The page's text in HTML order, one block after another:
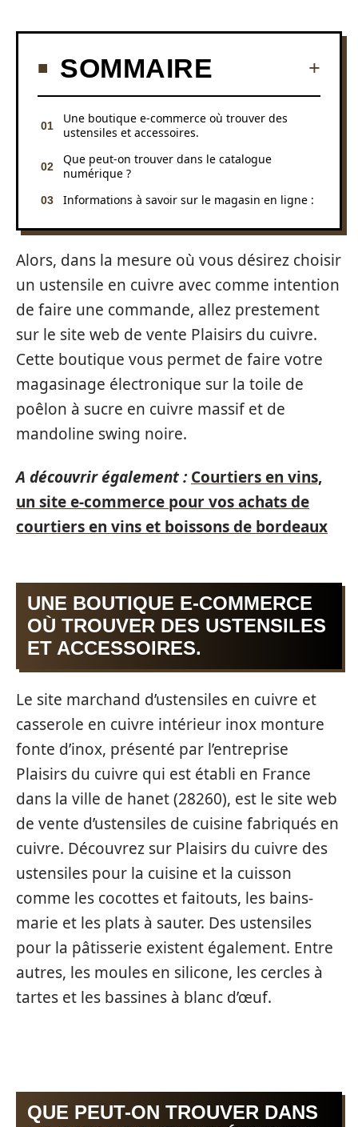
SOMMAIRE
Une boutique e-commerce où trouver des
ustensiles et accessoires.
Que peut-on trouver dans le catalogue
numérique ?
Informations à savoir sur le magasin en ligne :
Alors, dans la mesure où vous désirez choisir
un ustensile en cuivre avec comme intention
de faire une commande, allez prestement
sur le site web de vente Plaisirs du cuivre.
Cette boutique vous permet de faire votre
magasinage électronique sur la toile de
poêlon à sucre en cuivre massif et de
mandoline swing noire.
A découvrir également : Courtiers en vins,
un site e-commerce pour vos achats de
courtiers en vins et boissons de bordeaux
UNE BOUTIQUE E-COMMERCE
OÙ TROUVER DES USTENSILES
ET ACCESSOIRES.
Le site marchand d’ustensiles en cuivre et
casserole en cuivre intérieur inox monture
fonte d’inox, présenté par l’entreprise
Plaisirs du cuivre qui est établi en France
dans la ville de hanet (28260), est le site web
de vente d’ustensiles de cuisine fabriqués en
cuivre. Découvrez sur Plaisirs du cuivre des
ustensiles pour la cuisine et la cuisson
comme les cocottes et faitouts, les bains-
marie et les plats à sauter. Des ustensiles
pour la pâtisserie existent également. Entre
autres, les moules en silicone, les cercles à
tartes et les bassines à blanc d’œuf.
QUE PEUT-ON TROUVER DANS